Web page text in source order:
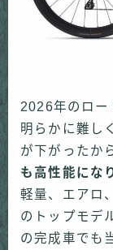
2026年のロー
明らかに難し
が下がったか
も高性能にな
軽量、エアロ
のトップモデ
の完成車でも